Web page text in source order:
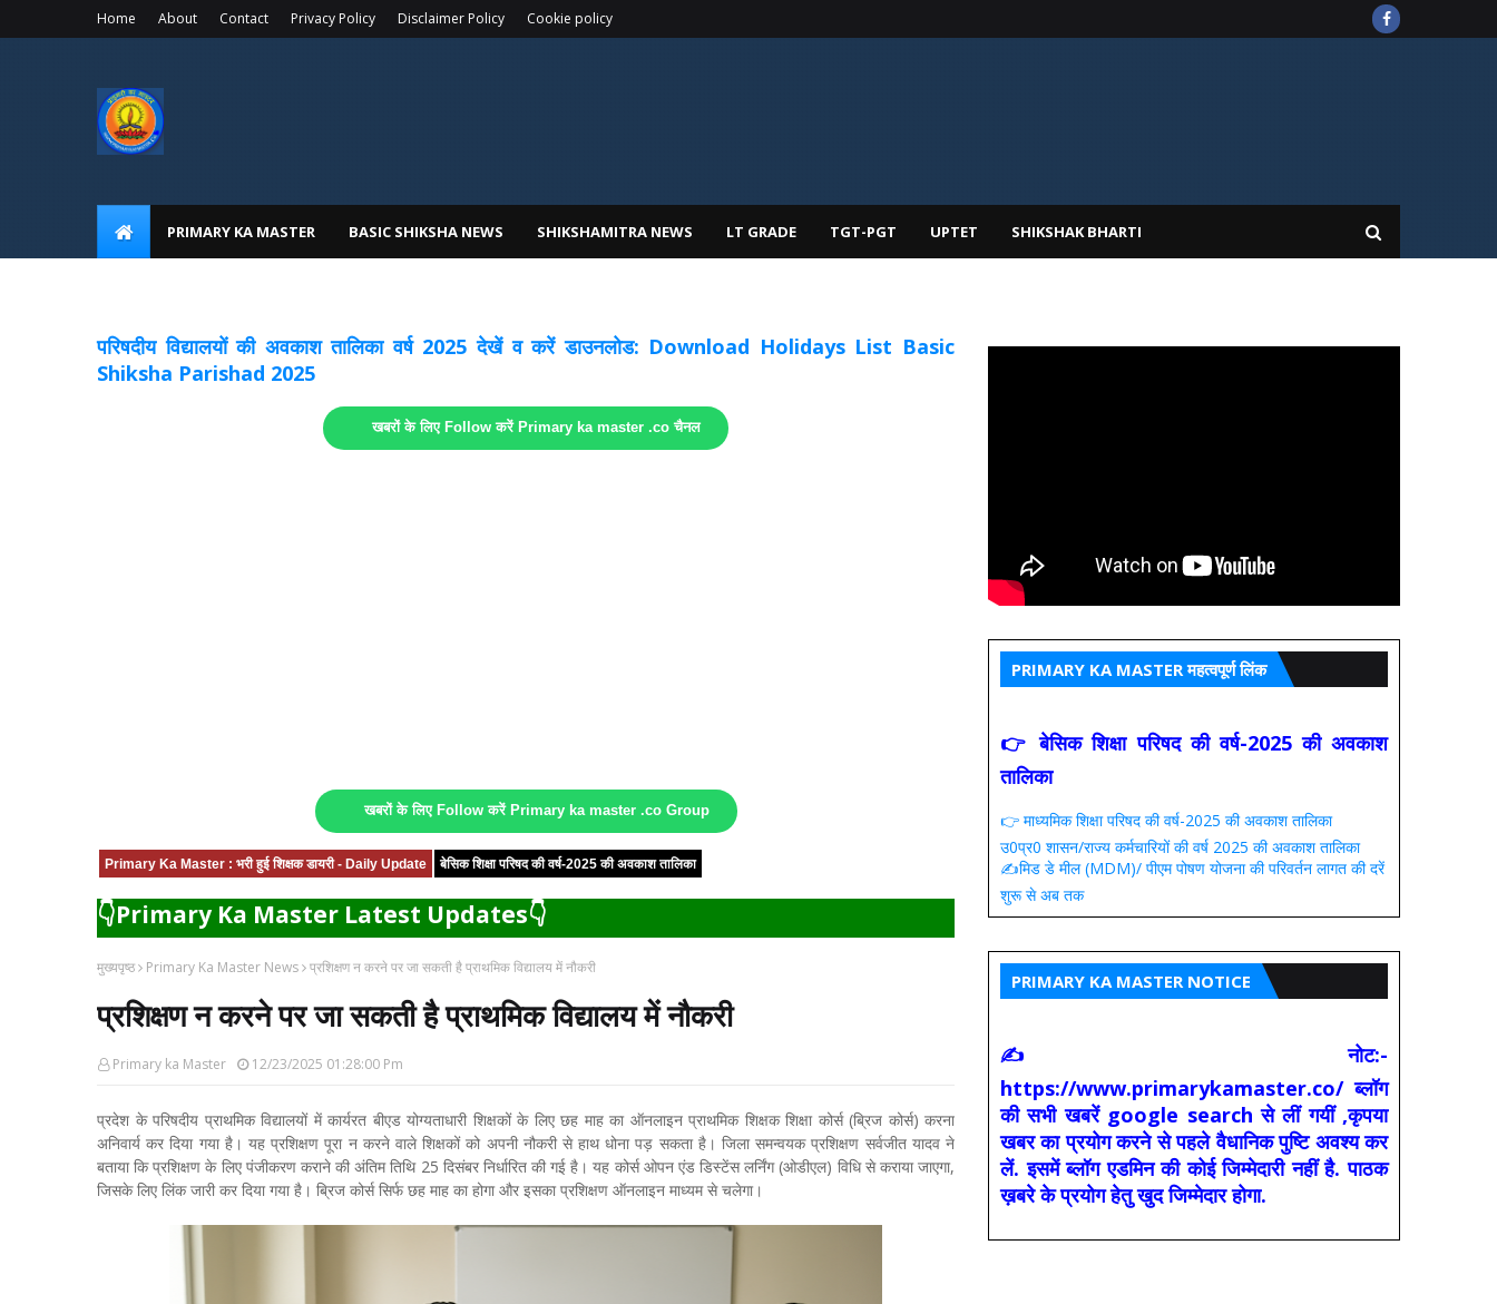
Home About Contact Privacy Policy Disclaimer Policy Cookie policy
PRIMARY KA MASTER BASIC SHIKSHA NEWS SHIKSHAMITRA NEWS LT GRADE TGT-PGT UPTET SHIKSHAK BHARTI
परिषदीय विद्यालयों की अवकाश तालिका वर्ष 2025 देखें व करें डाउनलोड: Download Holidays List Basic
Shiksha Parishad 2025
खबरों के लिए Follow करें Primary ka master .co चैनल
खबरों के लिए Follow करें Primary ka master .co Group
Primary Ka Master : भरी हुई शिक्षक डायरी - Daily Update बेसिक शिक्षा परिषद की वर्ष-2025 की अवकाश तालिका
👇Primary Ka Master Latest Updates👇
मुख्यपृष्ठ Primary Ka Master News प्रशिक्षण न करने पर जा सकती है प्राथमिक विद्यालय में नौकरी
प्रशिक्षण न करने पर जा सकती है प्राथमिक विद्यालय में नौकरी
Primary ka Master 12/23/2025 01:28:00 Pm
प्रदेश के परिषदीय प्राथमिक विद्यालयों में कार्यरत बीएड योग्यताधारी शिक्षकों के लिए छह माह का ऑनलाइन प्राथमिक शिक्षक शिक्षा कोर्स (ब्रिज कोर्स) करना
अनिवार्य कर दिया गया है। यह प्रशिक्षण पूरा न करने वाले शिक्षकों को अपनी नौकरी से हाथ धोना पड़ सकता है। जिला समन्वयक प्रशिक्षण सर्वजीत यादव ने
बताया कि प्रशिक्षण के लिए पंजीकरण कराने की अंतिम तिथि 25 दिसंबर निर्धारित की गई है। यह कोर्स ओपन एंड डिस्टेंस लर्निंग (ओडीएल) विधि से कराया जाएगा,
जिसके लिए लिंक जारी कर दिया गया है। ब्रिज कोर्स सिर्फ छह माह का होगा और इसका प्रशिक्षण ऑनलाइन माध्यम से चलेगा।
PRIMARY KA MASTER महत्वपूर्ण लिंक
👉 बेसिक शिक्षा परिषद की वर्ष-2025 की अवकाश
तालिका
👉 माध्यमिक शिक्षा परिषद की वर्ष-2025 की अवकाश तालिका
उ0प्र0 शासन/राज्य कर्मचारियों की वर्ष 2025 की अवकाश तालिका
✍️मिड डे मील (MDM)/ पीएम पोषण योजना की परिवर्तन लागत की दरें
शुरू से अब तक
PRIMARY KA MASTER NOTICE
✍ नोट:-
https://www.primarykamaster.co/ ब्लॉग
की सभी खबरें google search से लीं गयीं ,कृपया
खबर का प्रयोग करने से पहले वैधानिक पुष्टि अवश्य कर
लें. इसमें ब्लॉग एडमिन की कोई जिम्मेदारी नहीं है. पाठक
ख़बरे के प्रयोग हेतु खुद जिम्मेदार होगा.